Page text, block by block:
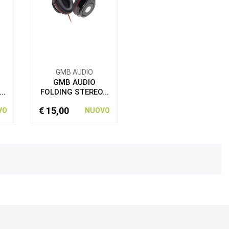
GMB AUDIO
GMB AUDIO
FOLDING STEREO...
€ 15,00 NUOVO